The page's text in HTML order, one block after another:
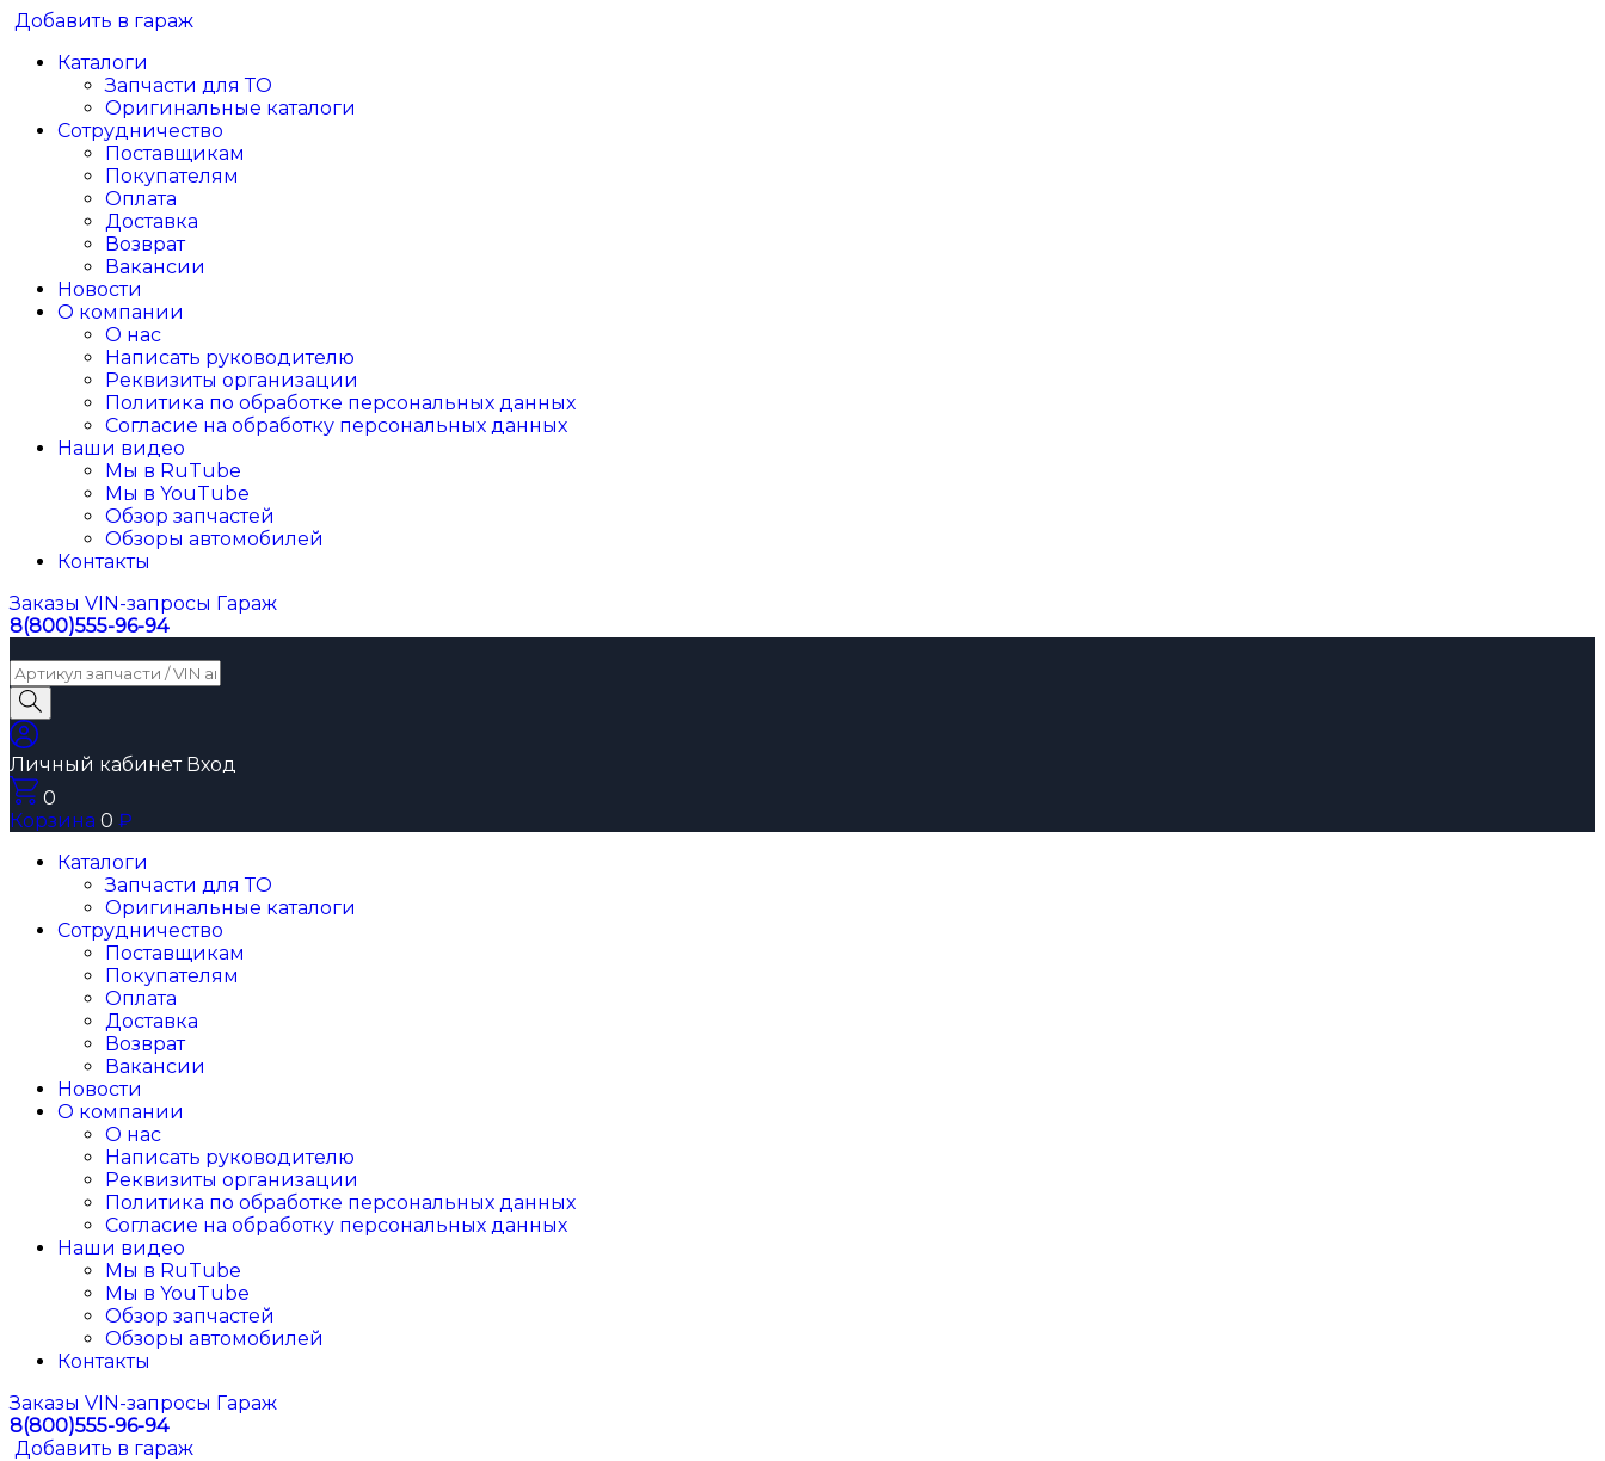
Добавить в гараж
Каталоги
Запчасти для ТО
Оригинальные каталоги
Сотрудничество
Поставщикам
Покупателям
Оплата
Доставка
Возврат
Вакансии
Новости
О компании
О нас
Написать руководителю
Реквизиты организации
Политика по обработке персональных данных
Согласие на обработку персональных данных
Наши видео
Мы в RuTube
Мы в YouTube
Обзор запчастей
Обзоры автомобилей
Контакты
Заказы VIN-запросы Гараж
8(800)555-96-94
Личный кабинет Вход
0
Корзина 0 ₽
Каталоги
Запчасти для ТО
Оригинальные каталоги
Сотрудничество
Поставщикам
Покупателям
Оплата
Доставка
Возврат
Вакансии
Новости
О компании
О нас
Написать руководителю
Реквизиты организации
Политика по обработке персональных данных
Согласие на обработку персональных данных
Наши видео
Мы в RuTube
Мы в YouTube
Обзор запчастей
Обзоры автомобилей
Контакты
Заказы VIN-запросы Гараж
8(800)555-96-94
Добавить в гараж